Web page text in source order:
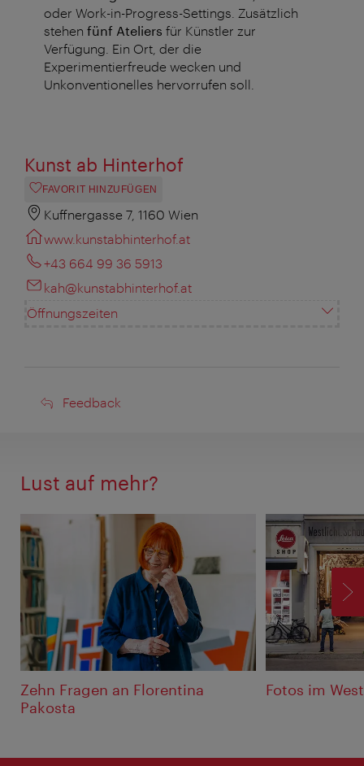
oder Work-in-Progress-Settings. Zusätzlich
stehen fünf Ateliers für Künstler zur
Verfügung. Ein Ort, der die
Experimentierfreude wecken und
Unkonventionelles hervorrufen soll.
Kunst ab Hinterhof
FAVORIT HINZUFÜGEN
Kuffnergasse 7, 1160 Wien
www.kunstabhinterhof.at
+43 664 99 36 5913
kah@kunstabhinterhof.at
Öffnungszeiten
Feedback
Feedback
Lust auf mehr?
Zehn Fragen an Florentina
Pakosta
Fotos im